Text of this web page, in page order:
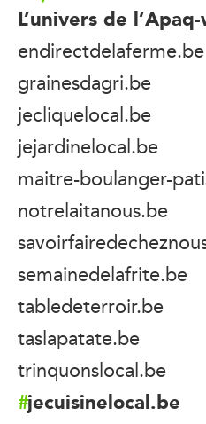
L’univers de
endirectdelaferme.be
grainesdagri.be
jecliquelocal.be
jejardinelocal.be
maitre-boulanger-
notrelaitanous.be
semainedelafrite.be
tabledeterroir.be
taslapatate.be
trinquonslocal.be
jecuisinelocal.be